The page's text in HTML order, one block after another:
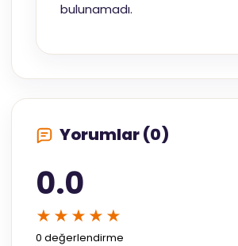
bulunamadı.
Yorumlar (0)
0.0
★★★★★
0 değerlendirme